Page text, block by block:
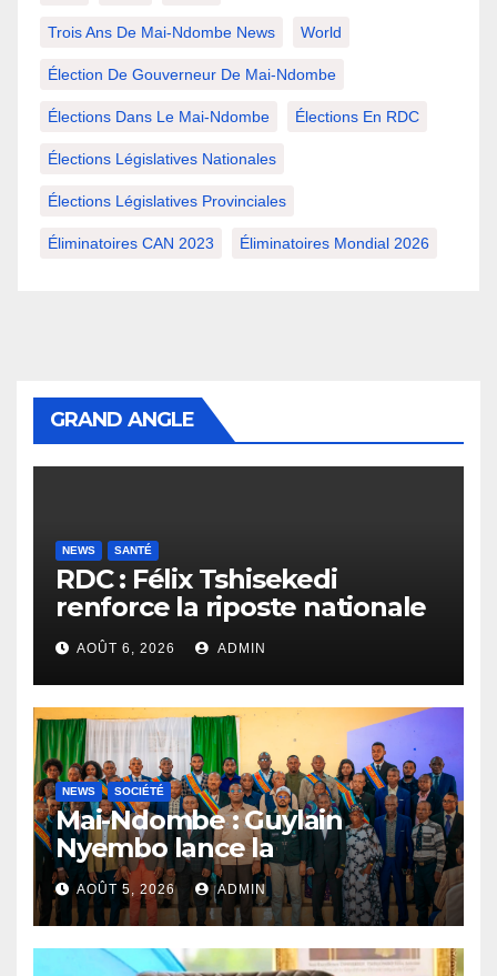
Trois Ans De Mai-Ndombe News World
Élection De Gouverneur De Mai-Ndombe
Élections Dans Le Mai-Ndombe Élections En RDC
Élections Législatives Nationales
Élections Législatives Provinciales
Éliminatoires CAN 2023 Éliminatoires Mondial 2026
GRAND ANGLE
NEWS SANTÉ
RDC : Félix Tshisekedi
renforce la riposte nationale
contre l’épidémie d’Ebola
AOÛT 6, 2026 ADMIN
NEWS SOCIÉTÉ
Mai-Ndombe : Guylain
Nyembo lance la
sensibilisation au deuxième
recensement général à
Inongo
AOÛT 5, 2026 ADMIN